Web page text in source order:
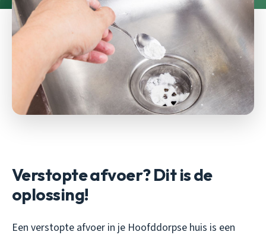
Verstopte afvoer? Dit is de
oplossing!
Een verstopte afvoer in je Hoofddorpse huis is een